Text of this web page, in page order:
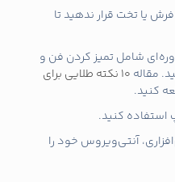
یا تخت قرار ندهید تا
شامل تمیز کردن فن و
مقاله
10 نکته طلایی برای
کنید.
استفاده کنید.
آنتی‌ویروس خود را